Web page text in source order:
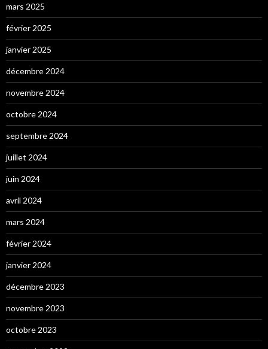
mars 2025
février 2025
janvier 2025
décembre 2024
novembre 2024
octobre 2024
septembre 2024
juillet 2024
juin 2024
avril 2024
mars 2024
février 2024
janvier 2024
décembre 2023
novembre 2023
octobre 2023